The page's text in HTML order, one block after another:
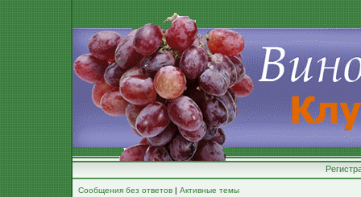
Сообщения без ответов | Активные темы